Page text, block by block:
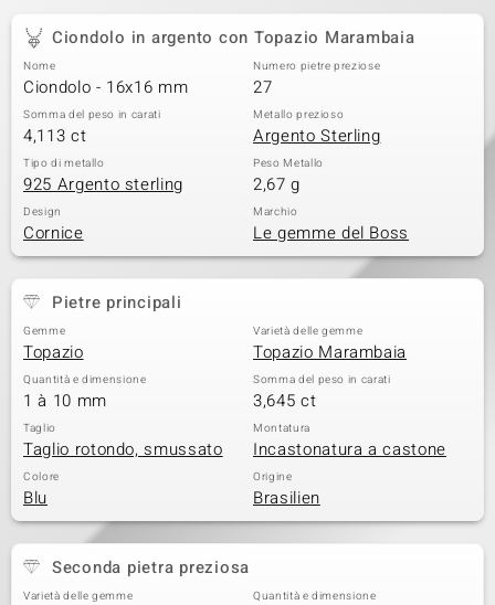
Classics
Ciondolo in argento con Topazio Marambaia
Nome
Ciondolo - 16x16 mm
Numero pietre preziose
27
Somma del peso in carati
4,113 ct
Metallo prezioso
Argento Sterling
Tipo di metallo
925 Argento sterling
Peso Metallo
2,67 g
Design
Cornice
Marchio
Le gemme del Boss
Pietre principali
Gemme
Topazio
Varietà delle gemme
Topazio Marambaia
Quantità e dimensione
1 à 10 mm
Somma del peso in carati
3,645 ct
Taglio
Taglio rotondo, smussato
Montatura
Incastonatura a castone
Colore
Blu
Origine
Brasilien
Seconda pietra preziosa
Varietà delle gemme Quantità e dimensione